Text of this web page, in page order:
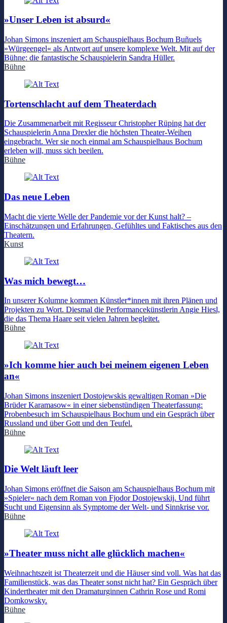
»Unser Leben ist absurd«
Johan Simons inszeniert am Schauspielhaus Bochum Buñuels
»Würgeengel« als Antwort auf unsere komplexe Welt. Mit auf der
Bühne: die fantastische Schauspielerin Sandra Hüller.
Bühne
Tortenschlacht auf dem Theaterdach
Die Zusammenarbeit mit Regisseur Christopher Rüping hat der
Schauspielerin Anna Drexler die höchsten Theater-Weihen
eingebracht. Wer sie noch einmal am Schauspielhaus Bochum
erleben will, muss sich beeilen.
Bühne
Das neue Leben
Macht die vierte Welle der Pandemie vor der Kunst halt? –
Einschätzungen und Erfahrungen, Gefühltes und Faktisches aus den
Theatern.
Kunst
Was mich bewegt…
In unserer Kolumne kommen Künstler*innen mit ihren Plänen und
Projekten zu Wort. Diesmal die Performancekünstlerin Angie Hiesl,
die das Thema Haare seit vielen Jahren begleitet.
Bühne
»Ich komme hier auch bei meinem eigenen Leben
an«
Johan Simons inszeniert Dostojewskis gewaltigen Roman »Die
Brüder Karamasow« in einer siebenstündigen Theaterfassung:
Probenbesuch im Schauspielhaus Bochum und ein Gespräch über
Russland und über Gott und den Teufel.
Bühne
Die Welt läuft leer
Johan Simons eröffnet die Saison am Schauspielhaus Bochum mit
»Spieler« nach dem Roman von Fjodor Dostojewskij. Und führt
Sucht und Eigensinn als Symptome der Welt- und Sinnkrise vor.
Bühne
»Theater muss nicht alle glücklich machen«
Weihnachtszeit ist Theaterzeit und die Häuser sind voll. Was hat das
Familienstück, was das Theater sonst nicht hat? Ein Gespräch über
Kindertheater mit den Dramaturginnen Cathrin Rose und Romi
Domkowsky.
Bühne